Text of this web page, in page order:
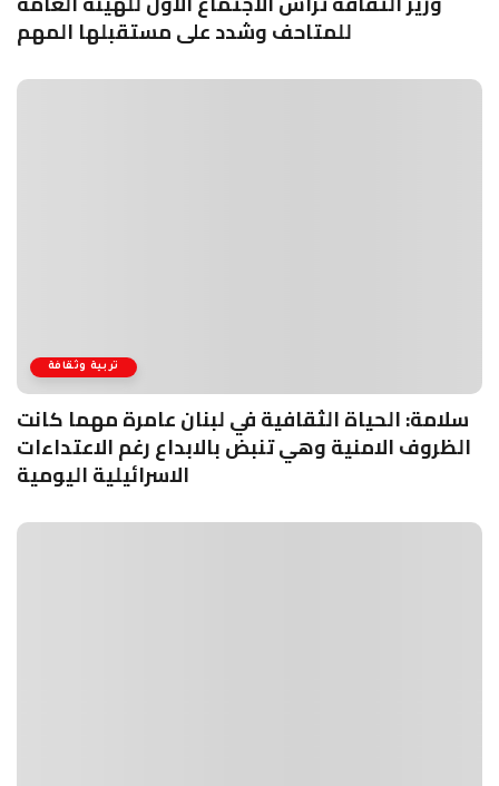
للمتاحف وشدد على مستقبلها المهم
تربية وثقافة
سلامة: الحياة الثقافية في لبنان عامرة مهما كانت
الظروف الامنية وهي تنبض بالابداع رغم الاعتداءات
الاسرائيلية اليومية